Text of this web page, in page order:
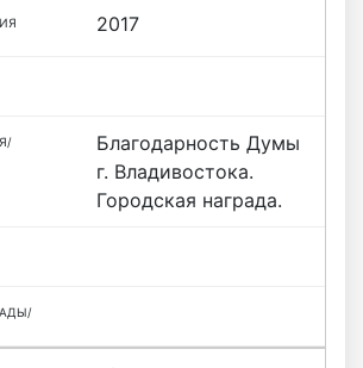
2017
Благодарность Думы
г. Владивостока.
Городская награда.